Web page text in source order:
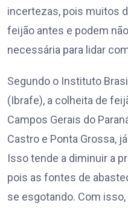
incertezas, pois muitos
feijão antes e podem
necessária para lidar
Segundo o Instituto
(Ibrafe), a colheita de
Campos Gerais do
Castro e Ponta Grossa,
Isso tende a diminuir a
pois as fontes de
se esgotando. Com